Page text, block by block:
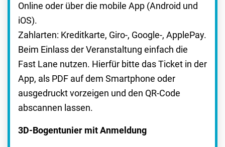
Online oder über die mobile App (Android und
iOS).
Zahlarten: Kreditkarte, Giro-, Google-, ApplePay.
Beim Einlass der Veranstaltung einfach die
Fast Lane nutzen. Hierfür bitte das Ticket in der
App, als PDF auf dem Smartphone oder
ausgedruckt vorzeigen und den QR-Code
abscannen lassen.
3D-Bogentunier mit Anmeldung